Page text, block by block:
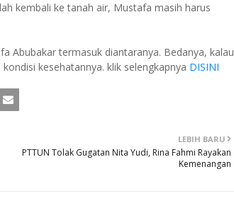
kembali ke tanah air, Mustafa masih harus
Abubakar termasuk diantaranya. Bedanya, kalau
kesehatannya. klik selengkapnya DISINI
LEBIH BARU
PTTUN Tolak Gugatan Nita Yudi, Rina Fahmi Rayakan
Kemenangan